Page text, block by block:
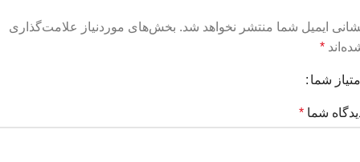
ایمیل شما منتشر نخواهد شد. بخش‌های موردنیاز علامت‌گذاری
*
شما
شما *